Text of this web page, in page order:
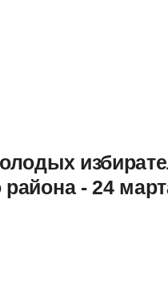
района - 24